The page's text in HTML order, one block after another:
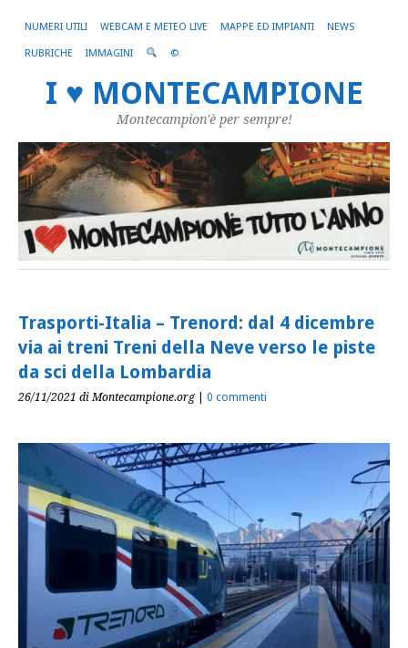
NUMERI UTILI WEBCAM E METEO LIVE MAPPE ED IMPIANTI NEWS
RUBRICHE IMMAGINI ©
I ♥ MONTECAMPIONE
Montecampion'è per sempre!
Trasporti-Italia – Trenord: dal 4 dicembre
via ai treni Treni della Neve verso le piste
da sci della Lombardia
26/11/2021 di Montecampione.org| 0 commenti